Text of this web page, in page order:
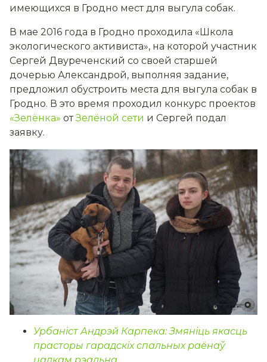
имеющихся в Гродно мест для выгула собак.
В мае 2016 года в Гродно проходила «Школа
экологического активиста», на которой участник
Сергей Двуреченский со своей старшей
дочерью Александрой, выполняя задание,
предложил обустроить места для выгула собак в
Гродно. В это время проходил конкурс проектов
«Зелёнка» отЗелёной сети и Сергей подал
заявку.
Урбаніст Андрэй Карпека: Змяніць якасць
прасторы гарадскіх спальных раёнаў